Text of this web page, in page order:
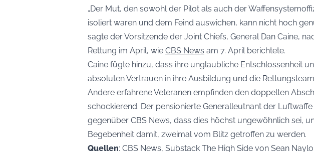
„Der Mut, den sowohl der Pilot als auch der
isoliert waren und dem Feind auswichen, kann nicht hoch
sagte der Vorsitzende der Joint Chiefs, General Dan Caine,
Rettung im April, wie CBS News am 7. April berichtete.
Caine fügte hinzu, dass ihre unglaubliche Entschlossenheit
absoluten Vertrauen in ihre Ausbildung und die
Andere erfahrene Veteranen empfinden den doppelten
schockierend. Der pensionierte Generalleutnant der
gegenüber CBS News, dass dies höchst ungewöhnlich sei,
Begebenheit damit, zweimal vom Blitz getroffen zu werden.
Quellen: CBS News, Substack The High Side von Sean